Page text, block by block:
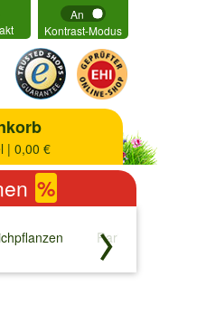
An
Kontrast-Modus
| 0,00 €
%
Raritäten
↓